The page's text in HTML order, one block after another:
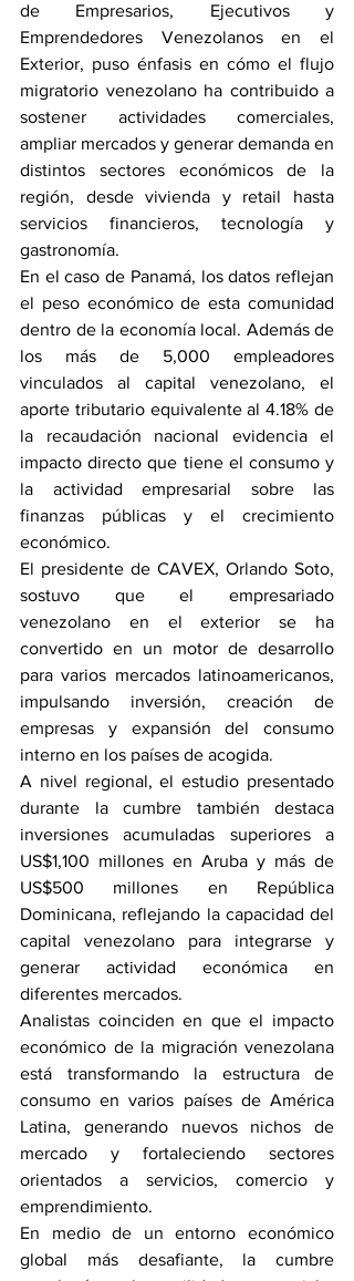
de Empresarios, Ejecutivos y
Emprendedores Venezolanos en el
Exterior, puso énfasis en cómo el flujo
migratorio venezolano ha contribuido a
sostener actividades comerciales,
ampliar mercados y generar demanda en
distintos sectores económicos de la
región, desde vivienda y retail hasta
servicios financieros, tecnología y
gastronomía.
En el caso de Panamá, los datos reflejan
el peso económico de esta comunidad
dentro de la economía local. Además de
los más de 5,000 empleadores
vinculados al capital venezolano, el
aporte tributario equivalente al 4.18% de
la recaudación nacional evidencia el
impacto directo que tiene el consumo y
la actividad empresarial sobre las
finanzas públicas y el crecimiento
económico.
El presidente de CAVEX, Orlando Soto,
sostuvo que el empresariado
venezolano en el exterior se ha
convertido en un motor de desarrollo
para varios mercados latinoamericanos,
impulsando inversión, creación de
empresas y expansión del consumo
interno en los países de acogida.
A nivel regional, el estudio presentado
durante la cumbre también destaca
inversiones acumuladas superiores a
US$1,100 millones en Aruba y más de
US$500 millones en República
Dominicana, reflejando la capacidad del
capital venezolano para integrarse y
generar actividad económica en
diferentes mercados.
Analistas coinciden en que el impacto
económico de la migración venezolana
está transformando la estructura de
consumo en varios países de América
Latina, generando nuevos nichos de
mercado y fortaleciendo sectores
orientados a servicios, comercio y
emprendimiento.
En medio de un entorno económico
global más desafiante, la cumbre